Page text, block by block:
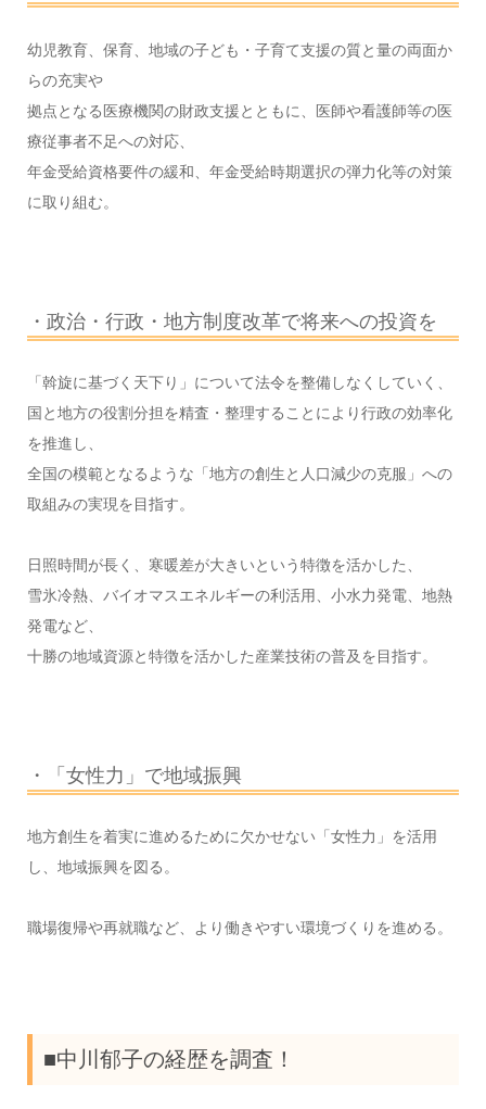
幼児教育、保育、地域の子ども・子育て支援の質と量の両面か
らの充実や
拠点となる医療機関の財政支援とともに、医師や看護師等の医
療従事者不足への対応、
年金受給資格要件の緩和、年金受給時期選択の弾力化等の対策
に取り組む。
・政治・行政・地方制度改革で将来への投資を
「斡旋に基づく天下り」について法令を整備しなくしていく、
国と地方の役割分担を精査・整理することにより行政の効率化
を推進し、
全国の模範となるような「地方の創生と人口減少の克服」への
取組みの実現を目指す。
日照時間が長く、寒暖差が大きいという特徴を活かした、
雪氷冷熱、バイオマスエネルギーの利活用、小水力発電、地熱
発電など、
十勝の地域資源と特徴を活かした産業技術の普及を目指す。
・「女性力」で地域振興
地方創生を着実に進めるために欠かせない「女性力」を活用
し、地域振興を図る。
職場復帰や再就職など、より働きやすい環境づくりを進める。
■中川郁子の経歴を調査！